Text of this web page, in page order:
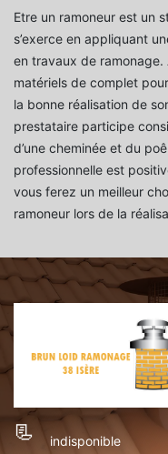
Etre un ramoneur est un
s’exerce en appliquant
en travaux de
matériels de complet
la bonne réalisation de
prestataire participe
d’une cheminée et du
professionnelle est
vous ferez un meilleur
ramoneur lors de la
indisponible